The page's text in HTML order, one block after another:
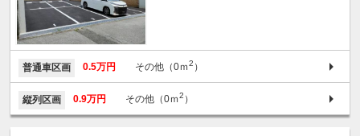
普通車区画 0.5万円 その他（0ｍ2 ）
縦列区画 0.9万円 その他（0ｍ2 ）